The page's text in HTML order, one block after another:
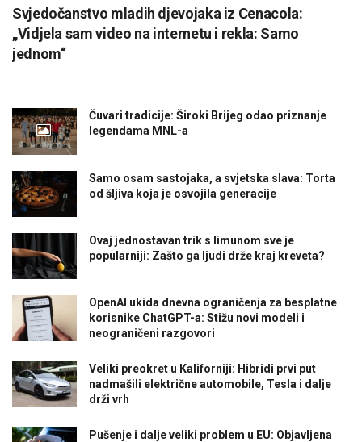
Svjedočanstvo mladih djevojaka iz Cenacola:
„Vidjela sam video na internetu i rekla: Samo
jednom“
Čuvari tradicije: Široki Brijeg odao priznanje
legendama MNL-a
Samo osam sastojaka, a svjetska slava: Torta
od šljiva koja je osvojila generacije
Ovaj jednostavan trik s limunom sve je
popularniji: Zašto ga ljudi drže kraj kreveta?
OpenAI ukida dnevna ograničenja za besplatne
korisnike ChatGPT-a: Stižu novi modeli i
neograničeni razgovori
Veliki preokret u Kaliforniji: Hibridi prvi put
nadmašili električne automobile, Tesla i dalje
drži vrh
Pušenje i dalje veliki problem u EU: Objavljena